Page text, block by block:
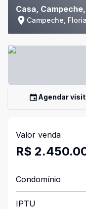
Casa,
Campeche,
Agendar
Valor venda
R$
Condomínio
IPTU